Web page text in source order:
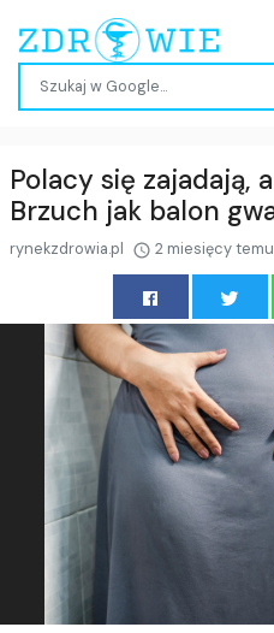
Polacy się zajadają,
Brzuch jak balon
rynekzdrowia.pl 2 miesięcy temu